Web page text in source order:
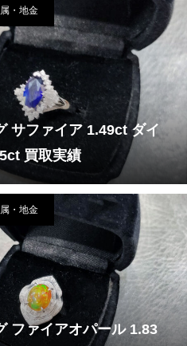
・地金
サファイア 1.49ct ダイ
買取実績
・地金
ファイアオパール 1.83